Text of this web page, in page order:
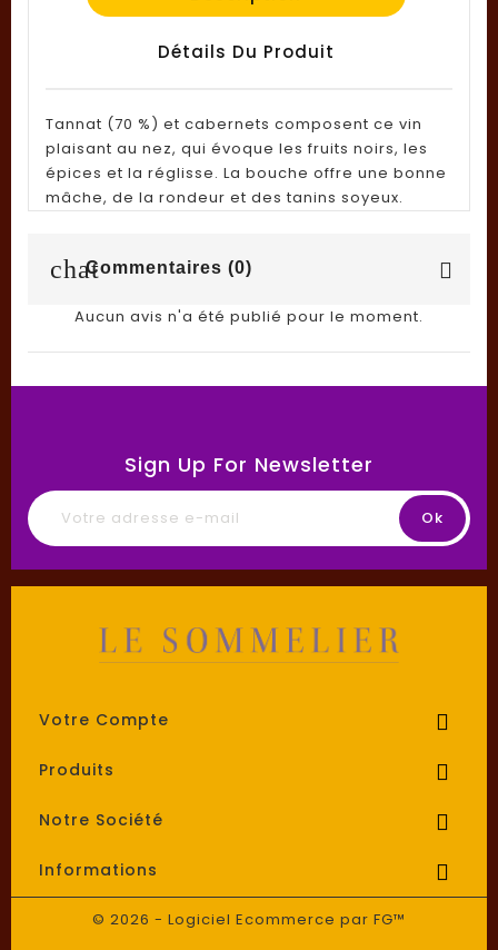
Détails Du Produit
Tannat (70 %) et cabernets composent ce vin
plaisant au nez, qui évoque les fruits noirs, les
épices et la réglisse. La bouche offre une bonne
mâche, de la rondeur et des tanins soyeux.
chatCommentaires (0)
Aucun avis n'a été publié pour le moment.
Sign Up For Newsletter
Votre Compte 
Produits 
Notre Société 
Informations 
© 2026 - Logiciel Ecommerce par FG™